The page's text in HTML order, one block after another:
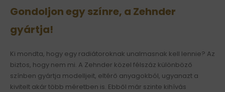
Gondoljon egy színre, a Zehnder
gyártja!
Ki mondta, hogy egy radiátoroknak unalmasnak kell lennie? Az
biztos, hogy nem mi. A Zehnder közel félszáz különböző
színben gyártja modelljeit, eltérő anyagokból, ugyanazt a
kivitelt akár több méretben is. Ebből már szinte kihívás